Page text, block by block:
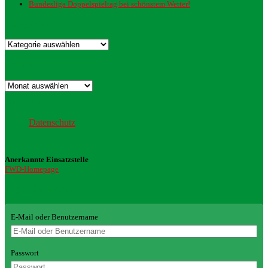
Bundesliga Doppelspieltag bei schönstem Wetter!
Kategorien
Archiv
Datenschutz
Anerkannte Einsatzstelle
FWD-Homepage
E-Mail oder Benutzername
Passwort